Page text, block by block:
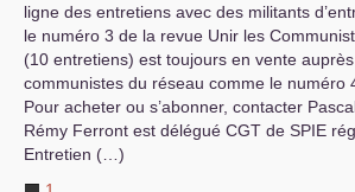
ligne des entretiens avec des militants
le numéro 3 de la revue Unir les
(10 entretiens) est toujours en vente
communistes du réseau comme le numéro
Pour acheter ou s’abonner, contacter
Rémy Ferront est délégué CGT de SPIE
Entretien (…)